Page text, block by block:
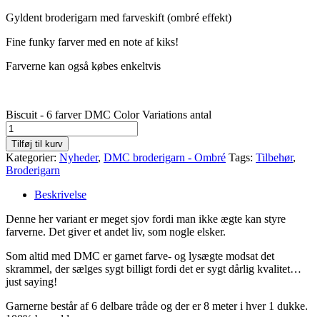
Gyldent broderigarn med farveskift (ombré effekt)
Fine funky farver med en note af kiks!
Farverne kan også købes enkeltvis
Biscuit - 6 farver DMC Color Variations antal
Tilføj til kurv
Kategorier: Nyheder, DMC broderigarn - Ombré Tags: Tilbehør,
Broderigarn
Beskrivelse
Denne her variant er meget sjov fordi man ikke ægte kan styre
farverne. Det giver et andet liv, som nogle elsker.
Som altid med DMC er garnet farve- og lysægte modsat det
skrammel, der sælges sygt billigt fordi det er sygt dårlig kvalitet…
just saying!
Garnerne består af 6 delbare tråde og der er 8 meter i hver 1 dukke.